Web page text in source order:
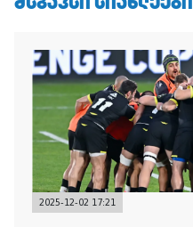
2025-12-02 17:21